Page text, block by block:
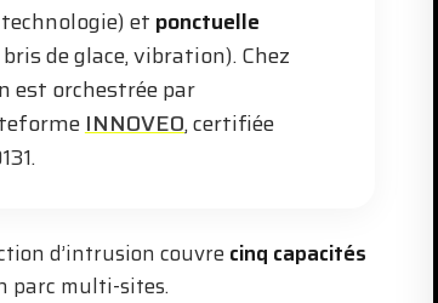
et ponctuelle
de glace, vibration). Chez
est orchestrée par
INNOVEO, certifiée
d’intrusion couvre cinq capacités
parc multi-sites.